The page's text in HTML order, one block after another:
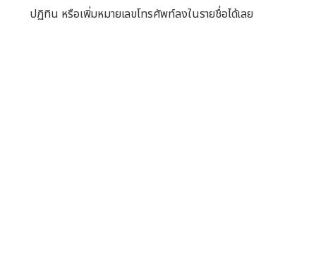
ปฏิทิน หรือเพิ่มหมายเลขโทรศัพท์ลงในรายชื่อได้เลย